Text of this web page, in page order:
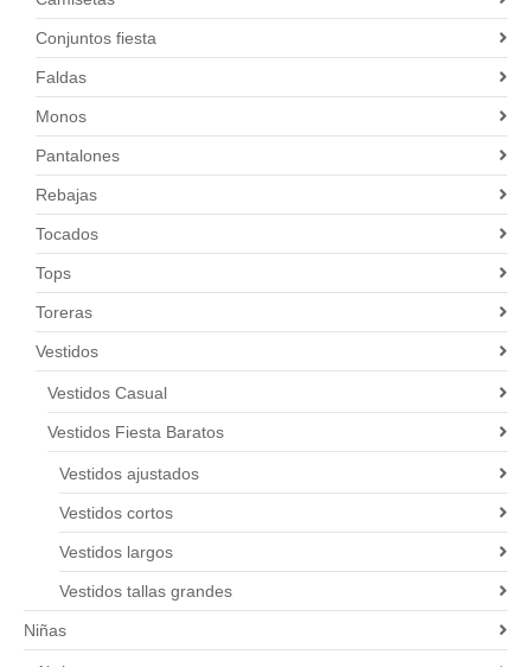
Conjuntos fiesta
Faldas
Monos
Pantalones
Rebajas
Tocados
Tops
Toreras
Vestidos
Vestidos Casual
Vestidos Fiesta Baratos
Vestidos ajustados
Vestidos cortos
Vestidos largos
Vestidos tallas grandes
Niñas